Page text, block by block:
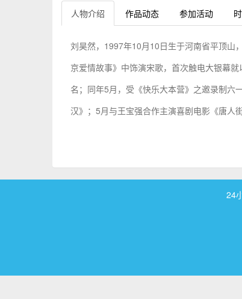
人物介绍 作品动态 参加活动
刘昊然，1997年10月10日生于河南省平顶山
京爱情故事》中饰演宋歌，首次触电大银幕
名；同年5月，受《快乐大本营》之邀录制六
汉》；5月与王宝强合作主演喜剧电影《唐人
24